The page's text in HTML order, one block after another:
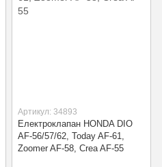
Артикул: 34893
Електроклапан HONDA DIO
AF-56/57/62, Today AF-61,
Zoomer AF-58, Crea AF-55